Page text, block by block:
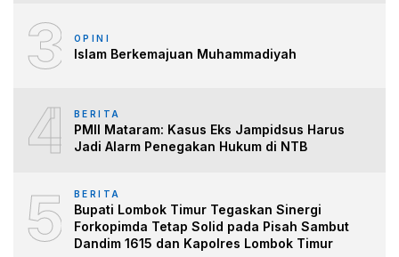
3 OPINI
Islam Berkemajuan Muhammadiyah
4 BERITA
PMII Mataram: Kasus Eks Jampidsus Harus
Jadi Alarm Penegakan Hukum di NTB
5 BERITA
Bupati Lombok Timur Tegaskan Sinergi
Forkopimda Tetap Solid pada Pisah Sambut
Dandim 1615 dan Kapolres Lombok Timur